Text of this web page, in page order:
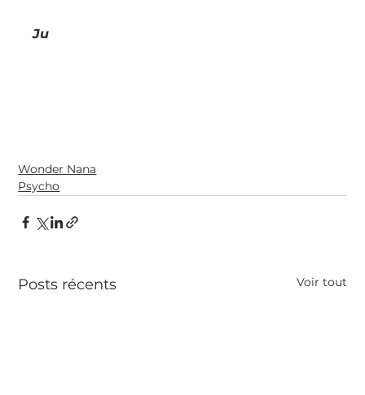
Ju
Wonder Nana
Psycho
Posts récents Voir tout